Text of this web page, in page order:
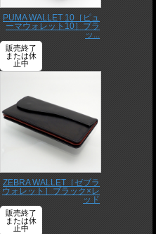
PUMA WALLET 10［ピュ
ーマウォレット10］ブラ
ッ...
販売終了
または休
止中
ZEBRA WALLET［ゼブラ
ウォレット］ブラック×レ
ッド
販売終了
または休
止中